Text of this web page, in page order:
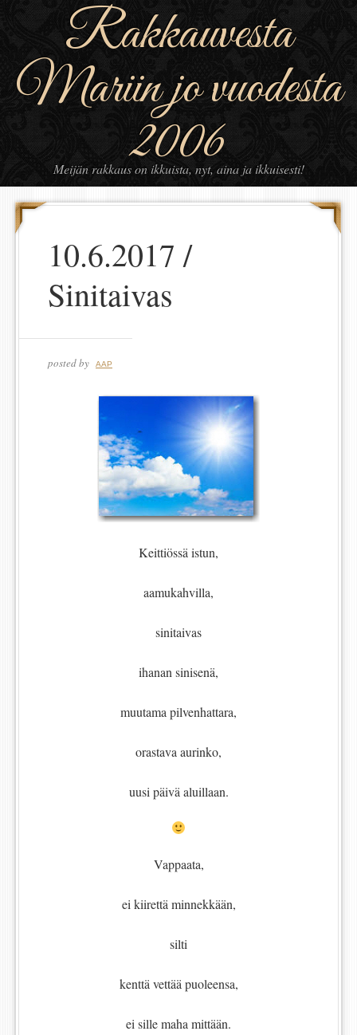
Rakkauvesta
Mariin jo vuodesta
2006
Meijän rakkaus on ikkuista, nyt, aina ja ikkuisesti!
10.6.2017 /
Sinitaivas
posted by AAP
Keittiössä istun,
aamukahvilla,
sinitaivas
ihanan sinisenä,
muutama pilvenhattara,
orastava aurinko,
uusi päivä aluillaan.
Vappaata,
ei kiirettä minnekkään,
silti
kenttä vettää puoleensa,
ei sille maha mittään.